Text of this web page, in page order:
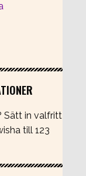
Sätt in valfritt
till 123